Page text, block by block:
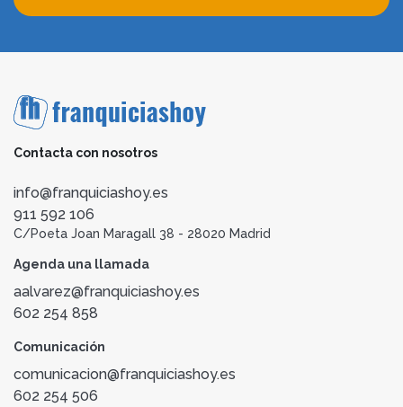
Contacta con nosotros
info@franquiciashoy.es
911 592 106
C/Poeta Joan Maragall 38 - 28020 Madrid
Agenda una llamada
aalvarez@franquiciashoy.es
602 254 858
Comunicación
comunicacion@franquiciashoy.es
602 254 506